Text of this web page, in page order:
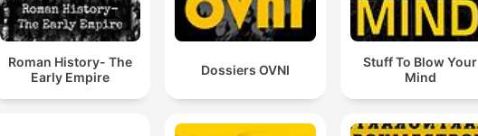
Roman History- The
Early Empire
Dossiers OVNI
Stuff To Blow Your
Mind